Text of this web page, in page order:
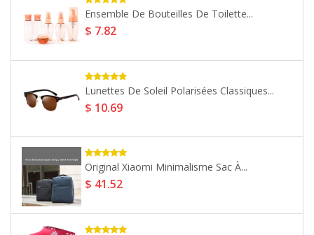
2018 Football Coupe Du Monde...
$ 9.28
Double Dridges Design Lunettes De...
$ 5.06
-44% Xiaomi Youpin IGNITE Sac À...
$ 47.26